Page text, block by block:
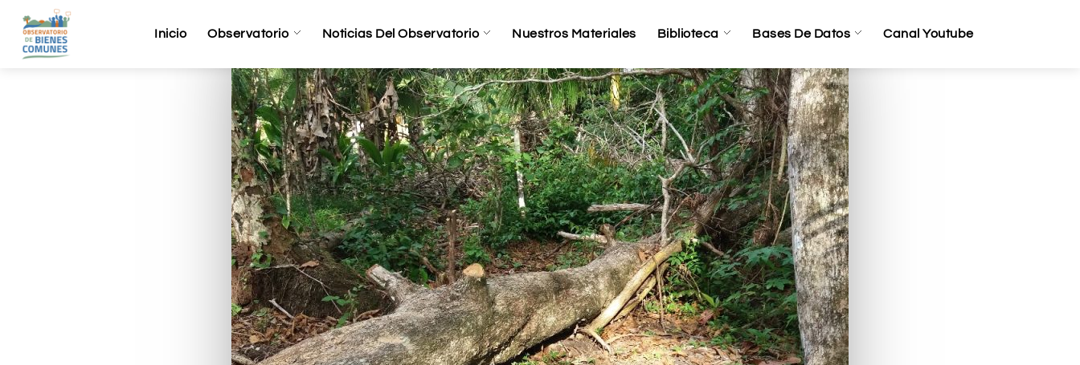
Inicio Observatorio Noticias Del Observatorio Nuestros Materiales Biblioteca Bases De Datos Canal Youtube